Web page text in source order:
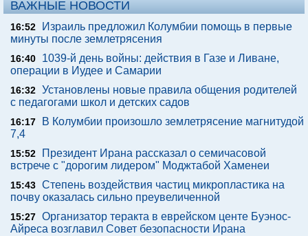
ВАЖНЫЕ НОВОСТИ
16:52
Израиль предложил Колумбии помощь в первые
минуты после землетрясения
16:40
1039-й день войны: действия в Газе и Ливане,
операции в Иудее и Самарии
16:32 Установлены новые правила общения родителей
с педагогами школ и детских садов
16:17
В Колумбии произошло землетрясение магнитудой
7,4
15:52
Президент Ирана рассказал о семичасовой
встрече с "дорогим лидером" Моджтабой Хаменеи
15:43 Степень воздействия частиц микропластика на
почву оказалась сильно преувеличенной
15:27 Организатор теракта в еврейском центе Буэнос-
Айреса возглавил Совет безопасности Ирана